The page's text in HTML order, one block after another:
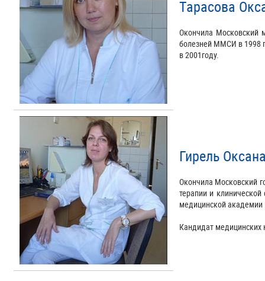
Тарасова
Окончила Московский
болезней ММСИ в 1998
в 2001году.
Гирель
Окончила Московский
терапии и
медицинской академии
Кандидат медицинских